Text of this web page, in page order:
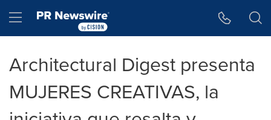
Hamburger menu
Architectural Digest presenta
MUJERES CREATIVAS, la